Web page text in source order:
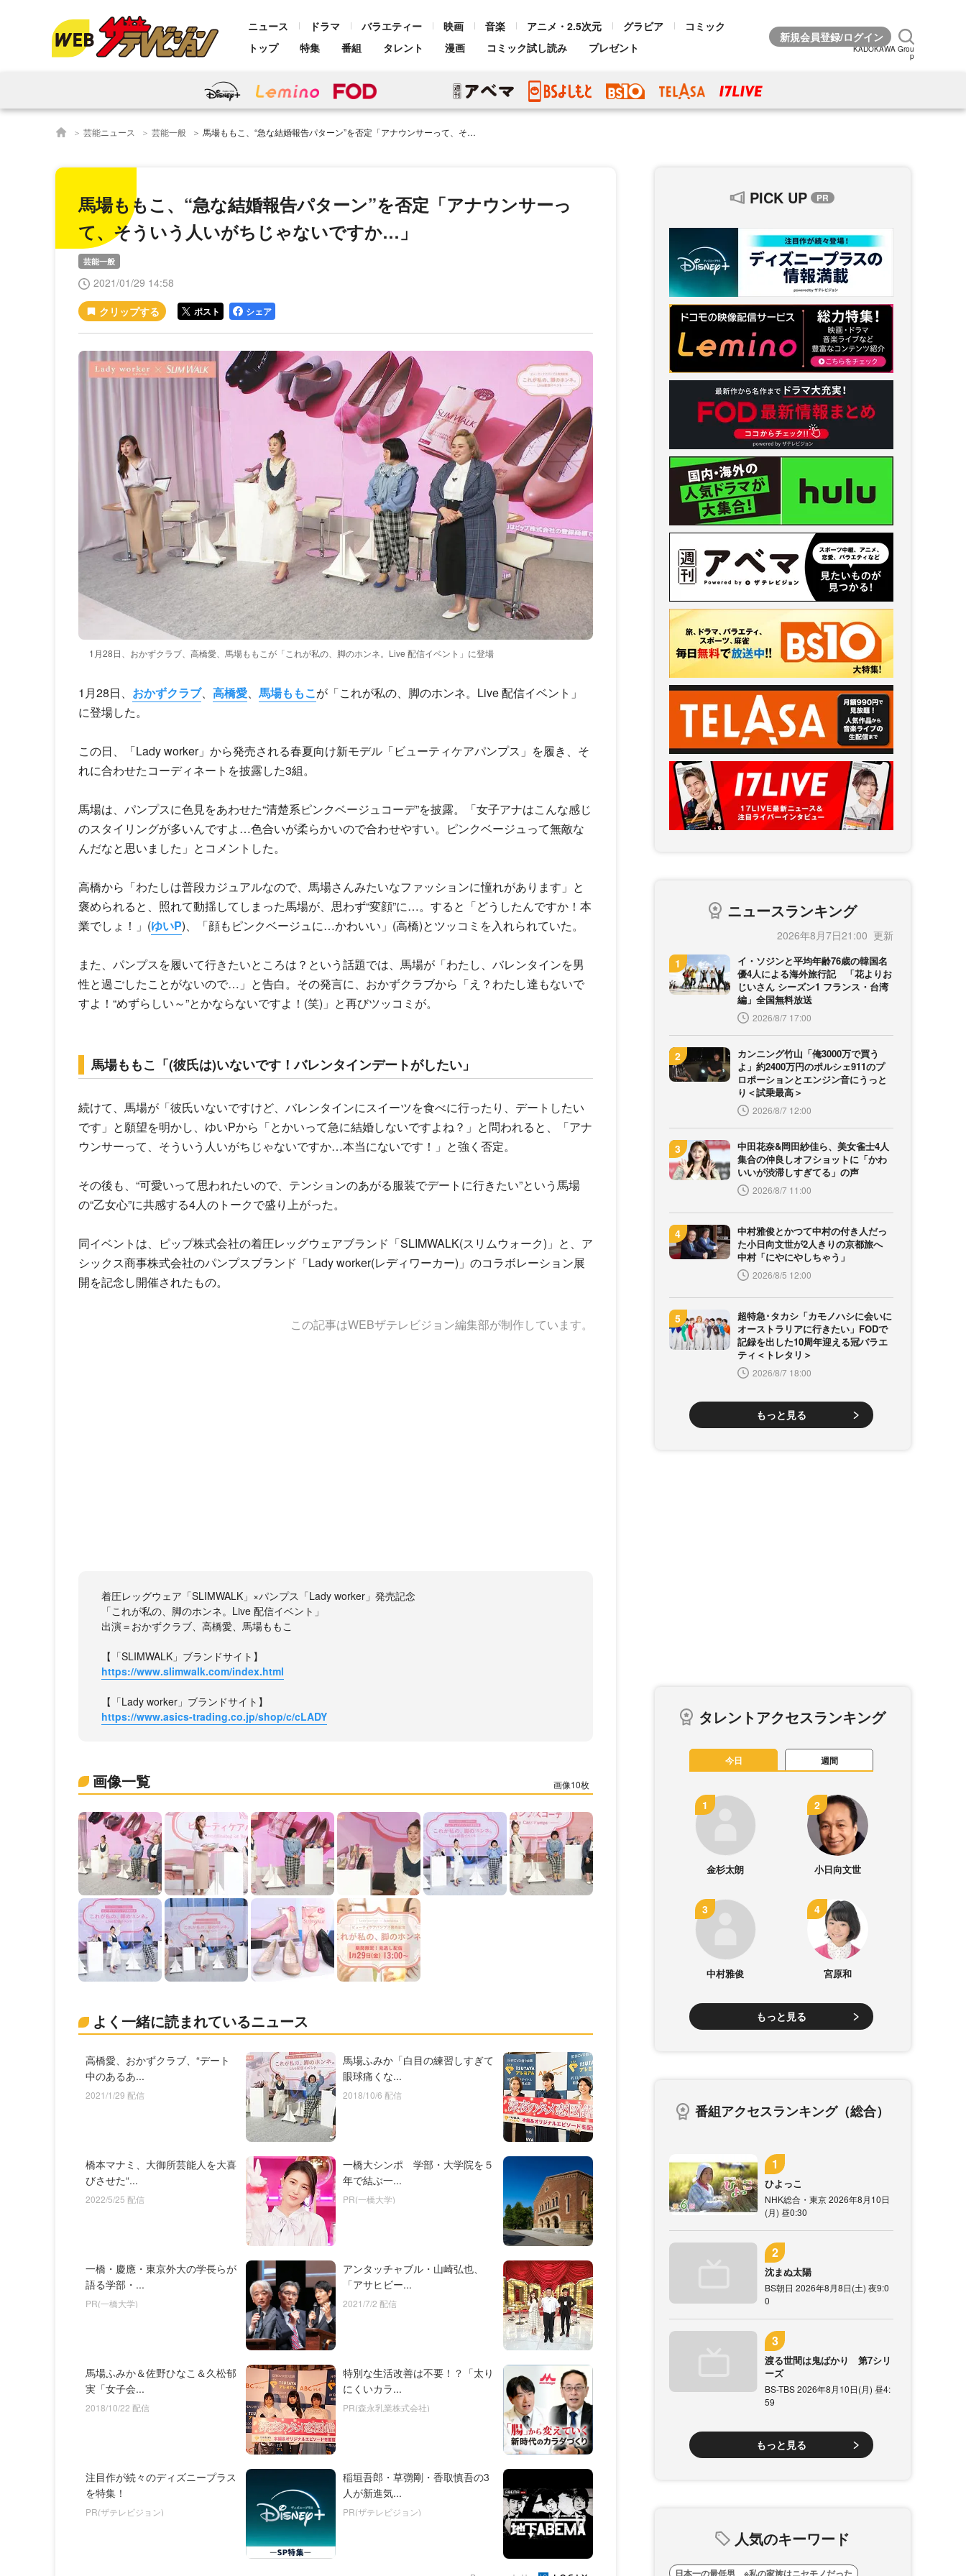
ニュース ドラマ バラエティー 映画 音楽 アニメ・2.5次元 グラビア
コミック
トップ
特集 番組 タレント 漫画 コミック試し読み プレゼント KADOKAWA Grou
p
芸能ニュース 芸能一般 馬場ももこ、“急な結婚報告パターン”を否定「アナウンサーって、そういう人いがちじゃないですか…」
馬場ももこ、“急な結婚報告パターン”を否定「アナウンサーっ
て、そういう人いがちじゃないですか…」
芸能一般
2021/01/29 14:58
ポスト シェア
1月28日、おかずクラブ、高橋愛、馬場ももこが「これが私の、脚のホンネ。Live 配信イベント」に登場
1月28日、 おかずクラブ、 高橋愛、 馬場ももこが「これが私の、脚のホンネ。Live 配信イベント」
に登場した。
この日、「Lady worker」から発売される春夏向け新モデル「ビューティケアパンプス」を履き、そ
れに合わせたコーディネートを披露した3組。
馬場は、パンプスに色見をあわせた“清楚系ピンクベージュコーデ”を披露。「女子アナはこんな感じ
のスタイリングが多いんですよ…色合いが柔らかいので合わせやすい。ピンクベージュって無敵な
んだなと思いました」とコメントした。
高橋から「わたしは普段カジュアルなので、馬場さんみたいなファッションに憧れがあります」と
褒められると、照れて動揺してしまった馬場が、思わず“変顔”に…。すると「どうしたんですか！本
業でしょ！」(ゆいP)、「顔もピンクベージュに…かわいい」(高橋)とツッコミを入れられていた。
また、パンプスを履いて行きたいところは？という話題では、馬場が「わたし、バレンタインを男
性と過ごしたことがないので…」と告白。その発言に、 おかずクラブから「え？わたし達もないで
すよ！“めずらしい～”とかならないですよ！(笑)」と再びツッコミが。
馬場ももこ「(彼氏は)いないです！バレンタインデートがしたい」
続けて、馬場が「彼氏いないですけど、バレンタインにスイーツを食べに行ったり、デートしたい
です」と願望を明かし、 ゆいPから「とかいって急に結婚しないですよね？」と問われると、「アナ
ウンサーって、そういう人いがちじゃないですか…本当にないです！」と強く否定。
その後も、“可愛いって思われたいので、テンションのあがる服装でデートに行きたい”という馬場
の“乙女心”に共感する4人のトークで盛り上がった。
同イベントは、ピップ株式会社の着圧レッグウェアブランド「SLIMWALK(スリムウォーク)」と、ア
シックス商事株式会社のパンプスブランド「Lady worker(レディワーカー)」のコラボレーション展
開を記念し開催されたもの。
この記事はWEBザテレビジョン編集部が制作しています。
着圧レッグウェア「SLIMWALK」×パンプス「Lady worker」発売記念
「これが私の、脚のホンネ。Live 配信イベント」
出演＝おかずクラブ、高橋愛、馬場ももこ
【「SLIMWALK」ブランドサイト】
https://www.slimwalk.com/index.html
【「Lady worker」ブランドサイト】
https://www.asics-trading.co.jp/shop/c/cLADY
画像一覧 10
よく一緒に読まれているニュース
高橋愛、おかずクラブ、“デート
中のあるあ...
2021/1/29 配信
馬場ふみか「白目の練習しすぎて
眼球痛くな...
2018/10/6 配信
橋本マナミ、大御所芸能人を大喜
びさせた“...
2022/5/25 配信
一橋大シンポ 学部・大学院を５
年で結ぶ一...
PR(一橋大学)
一橋・慶應・東京外大の学長らが
語る学部・...
PR(一橋大学)
アンタッチャブル・山崎弘也、
「アサヒビー...
2021/7/2 配信
馬場ふみか＆佐野ひなこ＆久松郁
実「女子会...
2018/10/22 配信
特別な生活改善は不要！？「太り
にくいカラ...
PR(森永乳業株式会社)
注目作が続々のディズニープラス
を特集！
PR(ザテレビジョン)
稲垣吾郎・草彅剛・香取慎吾の3
人が新進気...
PR(ザテレビジョン)
PICK UP
ニュースランキング
2026年8月7日21:00
イ・ソジンと平均年齢76歳の韓国名
優4人による海外旅行記 「花よりお
じいさん シーズン1 フランス・台湾
編」全国無料放送
2026/8/7 17:00
カンニング竹山「俺3000万で買う
よ」約2400万円のポルシェ911のプ
ロポーションとエンジン音にうっと
り＜試乗最高＞
2026/8/7 12:00
中田花奈&岡田紗佳ら、美女雀士4人
集合の仲良しオフショットに「かわ
いいが渋滞しすぎてる」の声
2026/8/7 11:00
中村雅俊とかつて中村の付き人だっ
た小日向文世が2人きりの京都旅へ
中村「にやにやしちゃう」
2026/8/5 12:00
超特急･タカシ「カモノハシに会いに
オーストラリアに行きたい」FODで
記録を出した10周年迎える冠バラエ
ティ＜トレタリ＞
2026/8/7 18:00
もっと見る
タレントアクセスランキング
今日 週間
金杉太朗 小日向文世
中村雅俊 宮原和
もっと見る
番組アクセスランキング（総合）
ひよっこ
NHK総合・東京 2026年8月10日
(月) 昼0:30
沈まぬ太陽
BS朝日 2026年8月8日(土) 夜9:0
0
渡る世間は鬼ばかり 第7シリ
ーズ
BS-TBS 2026年8月10日(月) 昼4:
59
もっと見る
人気のキーワード
日本一の最低男 ※私の家族はニセモノだった